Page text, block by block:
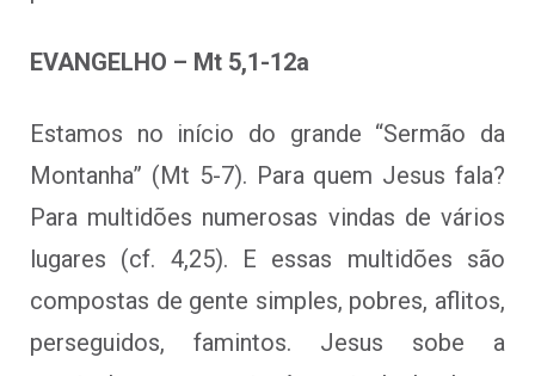
EVANGELHO – Mt 5,1-12a
Estamos no início do grande “Sermão da
Montanha” (Mt 5-7). Para quem Jesus fala?
Para multidões numerosas vindas de vários
lugares (cf. 4,25). E essas multidões são
compostas de gente simples, pobres, aflitos,
perseguidos, famintos. Jesus sobe a